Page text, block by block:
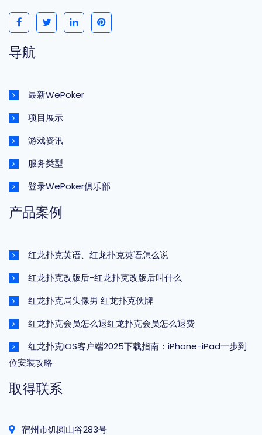
导航
最新WePoker
项目展示
游戏资讯
服务类型
登录WePoker俱乐部
产品案例
红龙扑克英语、红龙扑克英语怎么说
红龙扑克改版后-红龙扑克改版后叫什么
红龙扑克局头像男 红龙扑克伙牌
红龙扑克会员怎么退红龙扑克会员怎么退费
红龙扑克IOS客户端2025下载指南：iPhone-iPad一步到
位安装攻略
取得联系
宿州市饥圆山谷283号